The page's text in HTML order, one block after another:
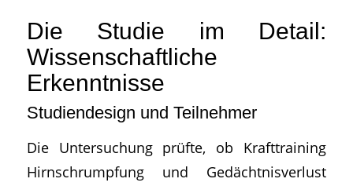
Die Studie im Detail:
Wissenschaftliche
Erkenntnisse
Studiendesign und Teilnehmer
Die Untersuchung prüfte, ob Krafttraining
Hirnschrumpfung und Gedächtnisverlust